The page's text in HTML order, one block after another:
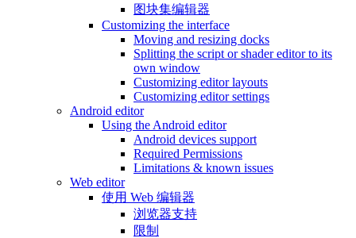
图块集编辑器
Customizing the interface
Moving and resizing docks
Splitting the script or shader editor to its
own window
Customizing editor layouts
Customizing editor settings
Android editor
Using the Android editor
Android devices support
Required Permissions
Limitations & known issues
Web editor
使用 Web 编辑器
浏览器支持
限制